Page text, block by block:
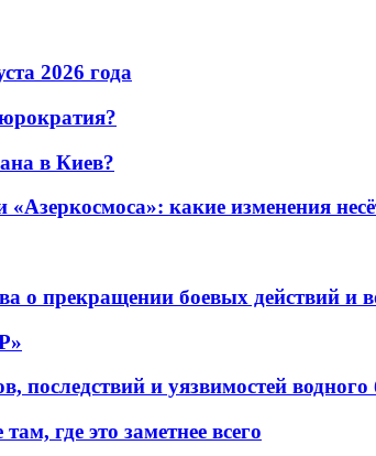
2026 года
в Киев?
какие изменения
о прекращении боевых действий и
последствий и уязвимостей водного
где это заметнее всего